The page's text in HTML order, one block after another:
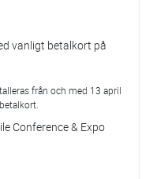
vanligt betalkort på
från och med 13 april
Conference & Expo